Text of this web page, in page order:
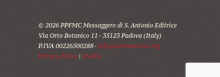
© 2026 PPFMC Messaggero di S. Antonio Editrice
Via Orto Botanico 11 - 35123 Padova (Italy)
P.IVA 00226500288 - info@santantonio.org
Privacy Policy| Credits